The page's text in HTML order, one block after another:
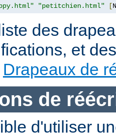
"petitchien.html" [
des
et
Drapeaux de
de
d'utiliser